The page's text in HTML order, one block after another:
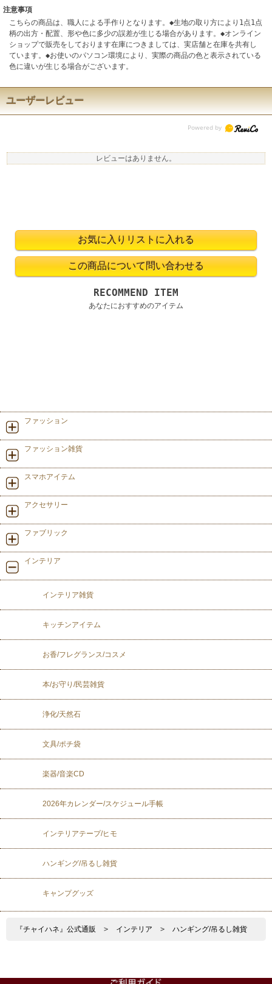
注意事項
こちらの商品は、職人による手作りとなります。◆生地の取り方により1点1点
柄の出方・配置、形や色に多少の誤差が生じる場合があります。◆オンライン
ショップで販売をしております在庫につきましては、実店舗と在庫を共有し
ています。◆お使いのパソコン環境により、実際の商品の色と表示されている
色に違いが生じる場合がございます。
ユーザーレビュー
レビューはありません。
RECOMMEND ITEM
あなたにおすすめのアイテム
ファッション
ファッション雑貨
スマホアイテム
アクセサリー
ファブリック
インテリア
インテリア雑貨
キッチンアイテム
お香/フレグランス/コスメ
本/お守り/民芸雑貨
浄化/天然石
文具/ポチ袋
楽器/音楽CD
2026年カレンダー/スケジュール手帳
インテリアテープ/ヒモ
ハンギング/吊るし雑貨
キャンプグッズ
『チャイハネ』公式通販 > インテリア > ハンギング/吊るし雑貨